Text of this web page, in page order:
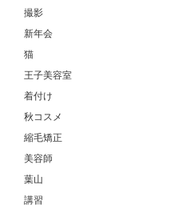
撮影
新年会
猫
王子美容室
着付け
秋コスメ
縮毛矯正
美容師
葉山
講習